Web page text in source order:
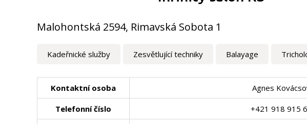
Malohontská 2594, Rimavská Sobota 1
Kadeřnické služby Zesvětlující techniky Balayage
Kontaktní osoba Agnes
Telefonní číslo +421 918 915